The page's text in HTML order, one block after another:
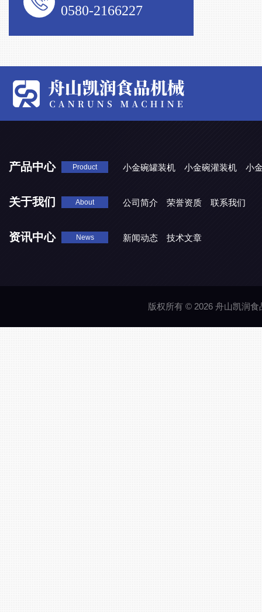
0580-2166227
产品中心 Product 小金碗罐装机 小金碗灌装机 小
关于我们 About 公司简介 荣誉资质 联系我们
资讯中心 News 新闻动态 技术文章
版权所有 © 2026 舟山凯润